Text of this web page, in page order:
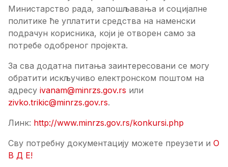
Министарство рада, запошљавања и социјалне
политике ће уплатити средства на наменски
подрачун корисника, који је отворен само за
потребе одобреног пројекта.
За сва додатна питања заинтересовани се могу
обратити искључиво електронском поштом на
адресу ivanam@minrzs.gov.rs или
zivko.trikic@minrzs.gov.rs.
Линк: http://www.minrzs.gov.rs/konkursi.php
Сву потребну документацију можете преузети и О
В Д Е!